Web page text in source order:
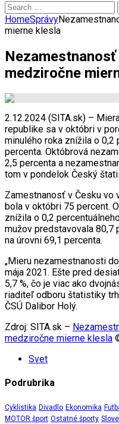
Search
for:
HomeSprávy
mierne klesla
medziročne
2.12.2024 (SITA.sk) –
republike sa v októbri v
minulého roka znížila o 0,2
percenta. Októbrová
2,5 percenta a
tom v pondelok Český
Zamestnanosť v Česku vo
bola v októbri 75 percent.
znížila o 0,2
mužov predstavovala 80,7
na úrovni 69,1 percenta.
„Mieru nezamestnanosti
mája 2021. Ešte pred
5,7 %, čo je viac ako
riaditeľ odboru štatistiky
ČSÚ Dalibor Holý.
Zdroj: SITA.sk –
medziročne mierne klesla
Svet
Podrubrika
Cyklistika Divadlo Ekonomika
MOTOR šport Ostatné športy